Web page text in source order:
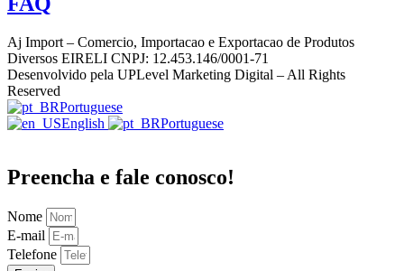
Aj Import – Comercio, Importacao e Exportacao de Produtos
Diversos EIRELI CNPJ: 12.453.146/0001-71
Desenvolvido pela UPLevel Marketing Digital – All Rights
Reserved
Portuguese
English
Portuguese
Preencha e fale conosco!
Nome
E-mail
Telefone